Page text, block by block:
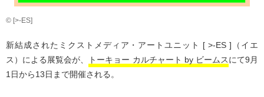
© [>-ES]
新結成されたミクストメディア・アートユニット [ >-ES ]（イエ
ス）による展覧会が、
トーキョー カルチャート by ビームスにて9月
1日から13日まで開催される。